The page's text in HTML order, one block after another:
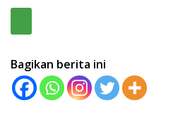
Bagikan berita ini